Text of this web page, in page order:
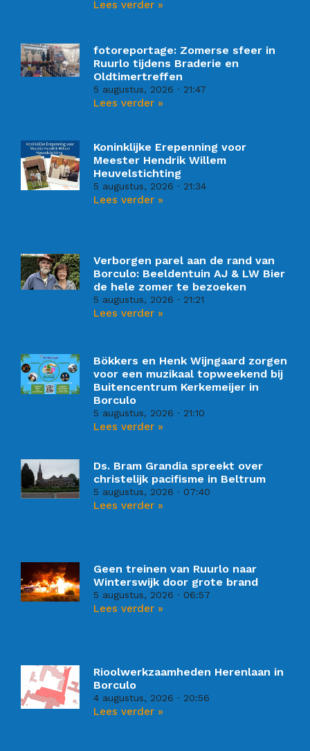
Lees verder »
fotoreportage: Zomerse sfeer in
Ruurlo tijdens Braderie en
Oldtimertreffen
5 augustus, 2026 21:47
Lees verder »
Koninklijke Erepenning voor
Meester Hendrik Willem
Heuvelstichting
5 augustus, 2026 21:34
Lees verder »
Verborgen parel aan de rand van
Borculo: Beeldentuin AJ & LW Bier
de hele zomer te bezoeken
5 augustus, 2026 21:21
Lees verder »
Bökkers en Henk Wijngaard zorgen
voor een muzikaal topweekend bij
Buitencentrum Kerkemeijer in
Borculo
5 augustus, 2026 21:10
Lees verder »
Ds. Bram Grandia spreekt over
christelijk pacifisme in Beltrum
5 augustus, 2026 07:40
Lees verder »
Geen treinen van Ruurlo naar
Winterswijk door grote brand
5 augustus, 2026 06:57
Lees verder »
Rioolwerkzaamheden Herenlaan in
Borculo
4 augustus, 2026 20:56
Lees verder »